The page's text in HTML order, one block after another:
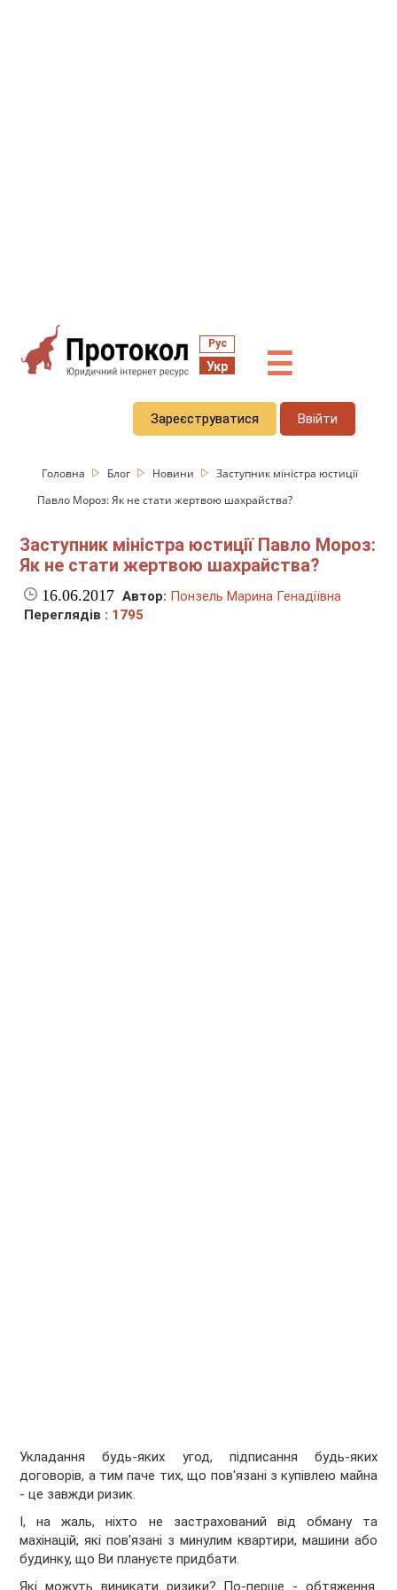
Рус
Укр ☰
Зареєструватися Ввійти
Головна Блог Новини
Заступник міністра юстиції
Павло Мороз: Як не стати жертвою шахрайства?
Заступник міністра юстиції Павло Мороз:
Як не стати жертвою шахрайства?
16.06.2017 Автор: Понзель Марина Генадіївна
Переглядів : 1795
Укладання будь-яких угод, підписання будь-яких
договорів, а тим паче тих, що пов'язані з купівлею майна
- це завжди ризик.
І, на жаль, ніхто не застрахований від обману та
махінацій, які пов'язані з минулим квартири, машини або
будинку, що Ви плануєте придбати.
Які можуть виникати ризики? По-перше - обтяження.